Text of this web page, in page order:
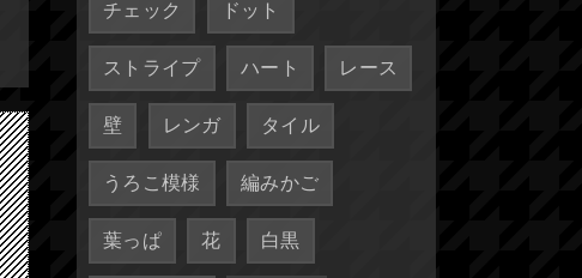
チェック ドット
ストライプ ハート レース
壁 レンガ タイル
うろこ模様 編みかご
葉っぱ 花 白黒